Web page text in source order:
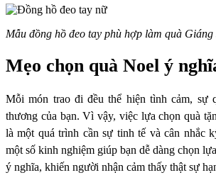
Mẫu đồng hồ đeo tay phù hợp làm quà
Mẹo chọn quà Noel ý
Mỗi món trao đi đều thể hiện tình cảm, sự
thương của bạn. Vì vậy, việc lựa chọn quà
là một quá trình cần sự tinh tế và cân nhắc
một số kinh nghiệm giúp bạn dễ dàng chọn
ý nghĩa, khiến người nhận cảm thấy thật sự